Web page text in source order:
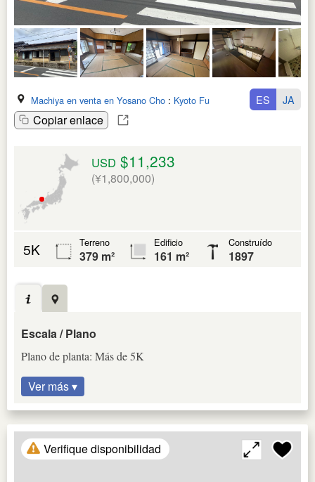
Machiya en venta en Yosano Cho : Kyoto Fu
Copiar enlace
ES JA
USD $11,233
(¥1,800,000)
5K Terreno
379 m²
Edificio
161 m²
Construído
1897
Escala / Plano
Plano de planta: Más de 5K
Ver más ▾
Verifique disponibilidad